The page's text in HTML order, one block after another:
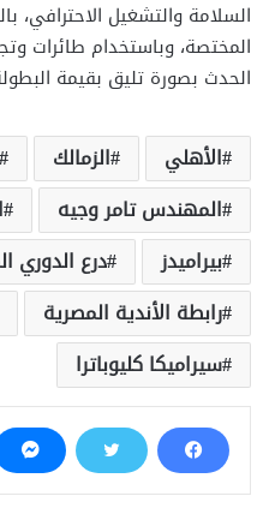
السلامة والتشغيل الاحترافي،
المختصة، وباستخدام طائرات
الحدث بصورة تليق بقيمة
الأهلي الزمالك
المهندس تامر وجيه
بيراميدز
درع الدوري
رابطة الأندية المصرية
سيراميكا كليوباترا